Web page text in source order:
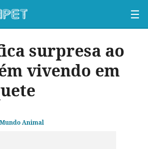
☰
surpresa ao
vivendo em
Mundo Animal